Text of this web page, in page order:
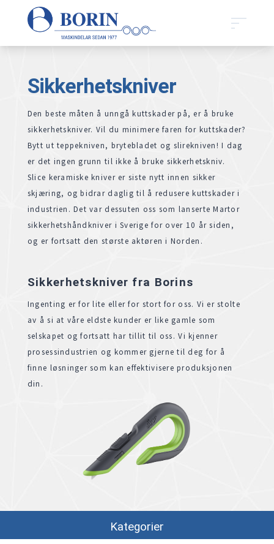
Sikkerhetskniver
Den beste måten å unngå kuttskader på, er å bruke
sikkerhetskniver. Vil du minimere faren for kuttskader?
Bytt ut teppekniven, brytebladet og slirekniven! I dag
er det ingen grunn til ikke å bruke sikkerhetskniv.
Slice keramiske kniver er siste nytt innen sikker
skjæring, og bidrar daglig til å redusere kuttskader i
industrien. Det var dessuten oss som lanserte Martor
sikkerhetshåndkniver i Sverige for over 10 år siden,
og er fortsatt den største aktøren i Norden.
Sikkerhetskniver fra Borins
Ingenting er for lite eller for stort for oss. Vi er stolte
av å si at våre eldste kunder er like gamle som
selskapet og fortsatt har tillit til oss. Vi kjenner
prosessindustrien og kommer gjerne til deg for å
finne løsninger som kan effektivisere produksjonen
din.
Kategorier